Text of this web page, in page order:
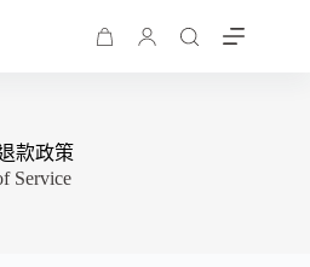
款政策
Service